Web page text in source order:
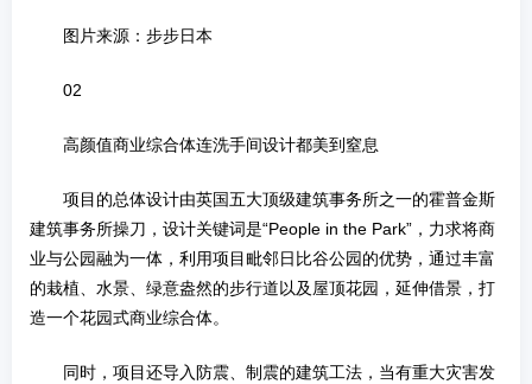
图片来源：步步日本
02
高颜值商业综合体连洗手间设计都美到窒息
项目的总体设计由英国五大顶级建筑事务所之一的霍普金斯
建筑事务所操刀，设计关键词是“People in the Park”，力求将商
业与公园融为一体，利用项目毗邻日比谷公园的优势，通过丰富
的栽植、水景、绿意盎然的步行道以及屋顶花园，延伸借景，打
造一个花园式商业综合体。
同时，项目还导入防震、制震的建筑工法，当有重大灾害发